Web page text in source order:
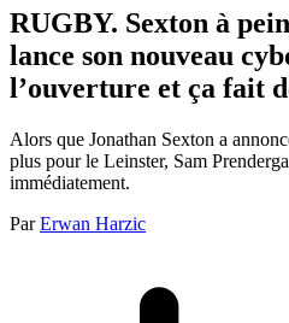
RUGBY. Sexton à
lance son nouveau
l’ouverture et ça fait
Alors que Jonathan Sexton a
plus pour le Leinster, Sam
immédiatement.
Par Erwan Harzic